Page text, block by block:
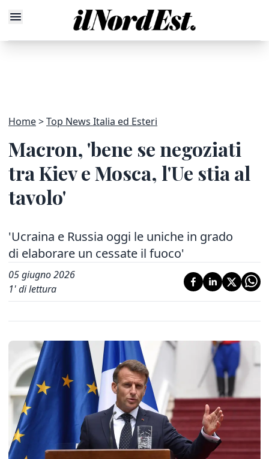
Home Top News Italia ed Esteri
Macron, 'bene se negoziati
tra Kiev e Mosca, l'Ue stia al
tavolo'
'Ucraina e Russia oggi le uniche in grado
di elaborare un cessate il fuoco'
05 giugno 2026
1' di lettura